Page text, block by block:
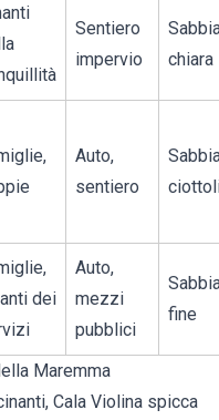
Sentiero
impervio
chiara
Auto,
sentiero
dei
Auto,
mezzi
pubblici
fine
Maremma
Cala Violina spicca